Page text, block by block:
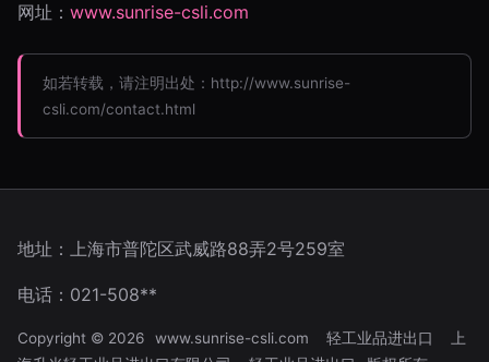
网址： www.sunrise-csli.com
如若转载，请注明出处：http://www.sunrise-
csli.com/contact.html
地址：上海市普陀区武威路88弄2号259室
电话：021-508**
Copyright © 2026 www.sunrise-csli.com 轻工业品进出口
上